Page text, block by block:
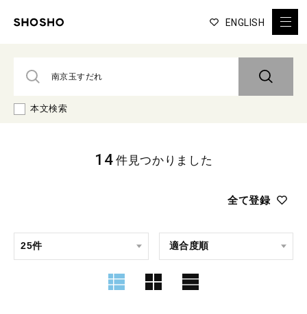
ENGLISH
本文検索
全て登録
14 件見つかりました